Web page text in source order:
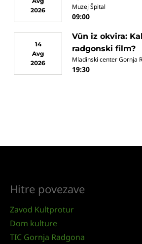
2026
Muzej Špital
09:00
14
Avg
2026
Vün iz okvira:
radgonski film?
Mladinski center Gornja
19:30
Hitre povezave
Zavod Kultprotur
Dom kulture
TIC Gornja Radgona